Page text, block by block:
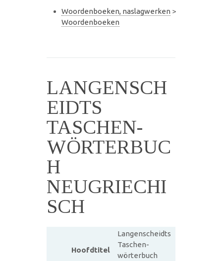
Woordenboeken, naslagwerken >
Woordenboeken
LANGENSCH
EIDTS
TASCHEN-
WÖRTERBUC
H
NEUGRIECHI
SCH
Hoofdtitel
Langenscheidts
Taschen-
wörterbuch